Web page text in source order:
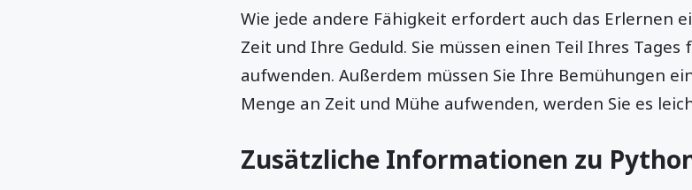
Wie jede andere Fähigkeit erfordert auch das Erlernen
Zeit und Ihre Geduld. Sie müssen einen Teil Ihres Tages
aufwenden. Außerdem müssen Sie Ihre Bemühungen
Menge an Zeit und Mühe aufwenden, werden Sie es
Zusätzliche Informationen zu